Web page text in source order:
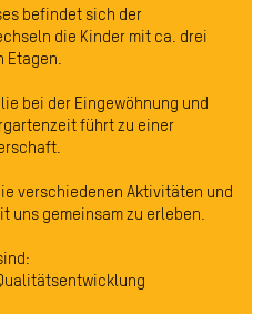
befindet sich der
die Kinder mit ca. drei
Etagen.
bei der Eingewöhnung und
führt zu einer
verschiedenen Aktivitäten und
uns gemeinsam zu erleben.